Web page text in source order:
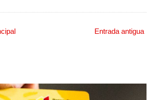
Entrada antigua